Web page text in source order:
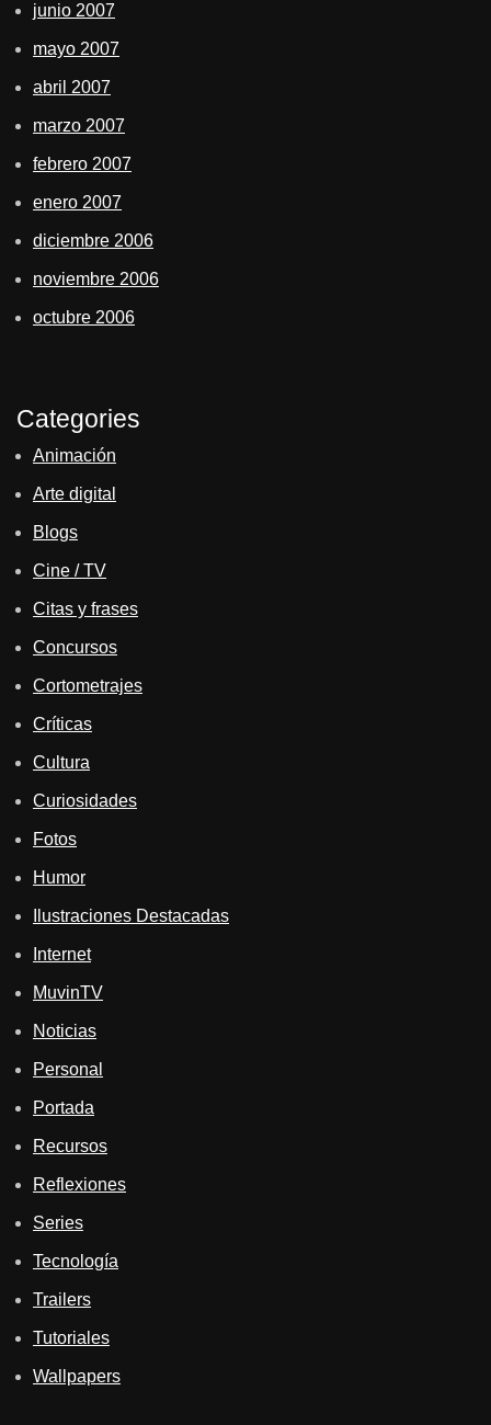
junio 2007
mayo 2007
abril 2007
marzo 2007
febrero 2007
enero 2007
diciembre 2006
noviembre 2006
octubre 2006
Categories
Animación
Arte digital
Blogs
Cine / TV
Citas y frases
Concursos
Cortometrajes
Críticas
Cultura
Curiosidades
Fotos
Humor
Ilustraciones Destacadas
Internet
MuvinTV
Noticias
Personal
Portada
Recursos
Reflexiones
Series
Tecnología
Trailers
Tutoriales
Wallpapers